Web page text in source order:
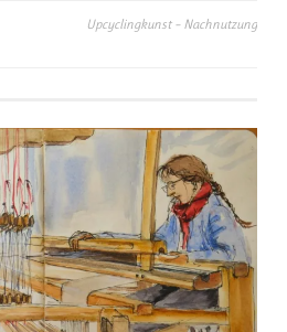
Upcyclingkunst – Nachnutzung